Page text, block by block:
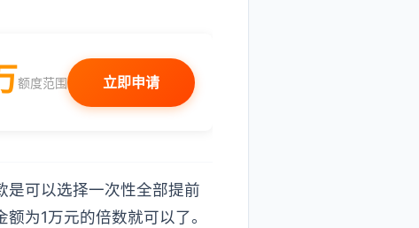
额度范围 立即申请
是可以选择一次性全部提前
为1万元的倍数就可以了。